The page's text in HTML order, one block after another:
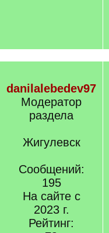
danilalebedev97
Модератор
раздела
Жигулевск
Сообщений:
195
На сайте с
2023 г.
Рейтинг: